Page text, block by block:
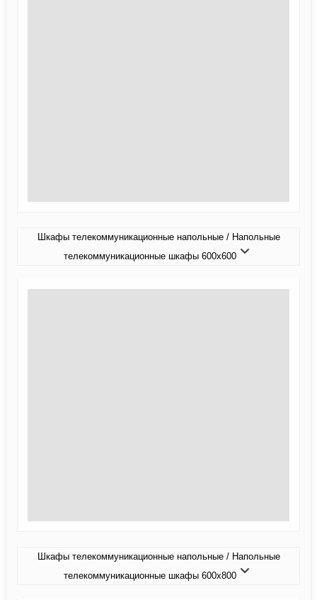
Шкафы телекоммуникационные напольные / Напольные
телекоммуникационные шкафы 600x600
Шкафы телекоммуникационные напольные / Напольные
телекоммуникационные шкафы 600x800